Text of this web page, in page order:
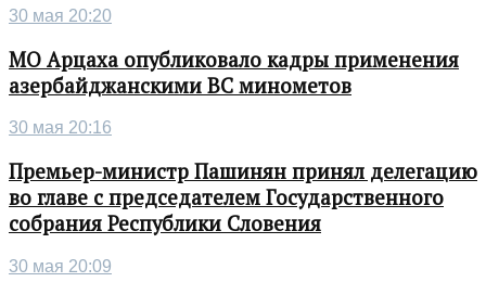
30 мая 20:20
МО Арцаха опубликовало кадры применения
азербайджанскими ВС минометов
30 мая 20:16
Премьер-министр Пашинян принял делегацию
во главе с председателем Государственного
собрания Республики Словения
30 мая 20:09